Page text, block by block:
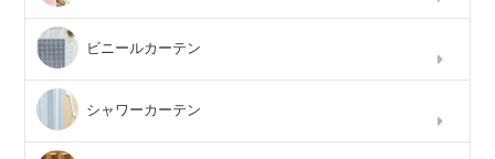
ビニールカーテン
シャワーカーテン